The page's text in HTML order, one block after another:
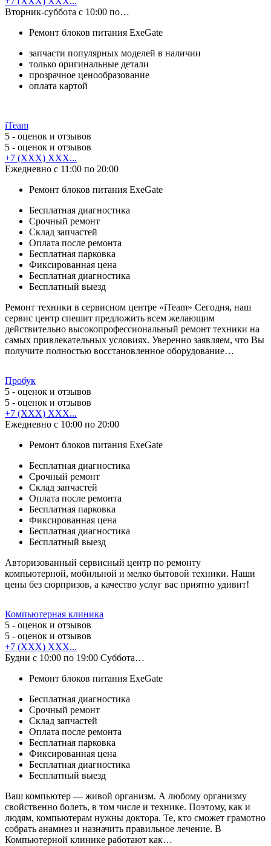
Вторник-суббота с 10:00 по…
Ремонт блоков питания ExeGate
запчасти популярных моделей в наличии
только оригинальные детали
прозрачное ценообразование
оплата картой
iTeam
5 - оценок и отзывов
5 - оценок и отзывов
+7 (XXX) XXX...
Ежедневно с 11:00 по 20:00
Ремонт блоков питания ExeGate
Бесплатная диагностика
Срочный ремонт
Cклад запчастей
Оплата после ремонта
Бесплатная парковка
Фиксированная цена
Бесплатная диагностика
Бесплатный выезд
Ремонт техники в сервисном центре «iTeam» Сегодня, наш
сервис центр спешит предложить всем желающим
действительно высокопрофессиональный ремонт техники на
самых привлекательных условиях. Уверенно заявляем, что Вы
получите полностью восстановленное оборудование…
Пробук
5 - оценок и отзывов
5 - оценок и отзывов
+7 (XXX) XXX...
Ежедневно с 10:00 по 20:00
Ремонт блоков питания ExeGate
Бесплатная диагностика
Срочный ремонт
Cклад запчастей
Оплата после ремонта
Бесплатная парковка
Фиксированная цена
Бесплатная диагностика
Бесплатный выезд
Авторизованный сервисный центр по ремонту
компьютерной, мобильной и мелко бытовой техники. Наши
цены без сюрпризов, а качество услуг вас приятно удивит!
Компьютерная клиника
5 - оценок и отзывов
5 - оценок и отзывов
+7 (XXX) XXX...
Будни с 10:00 по 19:00 Суббота…
Ремонт блоков питания ExeGate
Бесплатная диагностика
Срочный ремонт
Cклад запчастей
Оплата после ремонта
Бесплатная парковка
Фиксированная цена
Бесплатная диагностика
Бесплатный выезд
Ваш компьютер — живой организм. А любому организму
свойственно болеть, в том числе и технике. Поэтому, как и
людям, компьютерам нужны доктора. Те, кто сможет грамотно
собрать анамнез и назначить правильное лечение. В
Компьютерной клинике работают как…